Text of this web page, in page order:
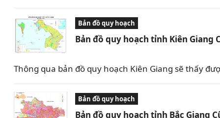
Bản đồ quy hoạch
Bản đồ quy hoạch tỉnh Kiên Giang
Thông qua bản đồ quy hoạch Kiên Giang sẽ thấy
Bản đồ quy hoạch
Bản đồ quy hoạch tỉnh Bắc Giang